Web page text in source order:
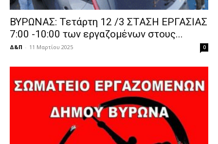
ΒΥΡΩΝΑΣ: Τετάρτη 12 /3 ΣΤΑΣΗ ΕΡΓΑΣΙΑΣ
7:00 -10:00 των εργαζομένων στους...
Δ&Π - 11 Μαρτίου 2025 0